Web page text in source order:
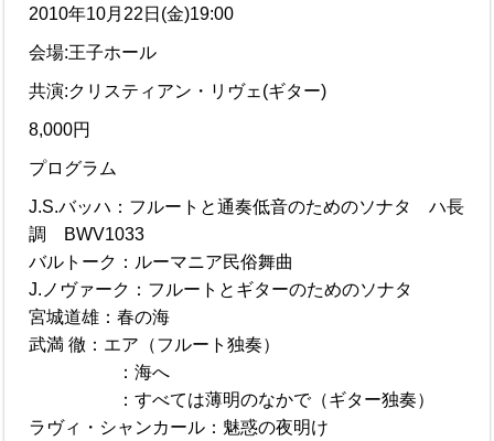
2010年10月22日(金)19:00
会場:王子ホール
共演:クリスティアン・リヴェ(ギター)
8,000円
プログラム
J.S.バッハ：フルートと通奏低音のためのソナタ ハ長
調 BWV1033
バルトーク：ルーマニア民俗舞曲
J.ノヴァーク：フルートとギターのためのソナタ
宮城道雄：春の海
武満 徹：エア（フルート独奏）
：海へ
：すべては薄明のなかで（ギター独奏）
ラヴィ・シャンカール：魅惑の夜明け